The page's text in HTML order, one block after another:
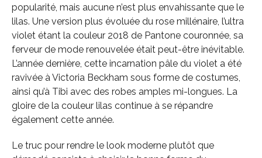
popularité, mais aucune n’est plus envahissante que le
lilas. Une version plus évoluée du rose millénaire, l’ultra
violet étant la couleur 2018 de Pantone couronnée, sa
ferveur de mode renouvelée était peut-être inévitable.
L’année dernière, cette incarnation pâle du violet a été
ravivée à Victoria Beckham sous forme de costumes,
ainsi qu’à Tibi avec des robes amples mi-longues. La
gloire de la couleur lilas continue à se répandre
également cette année.
Le truc pour rendre le look moderne plutôt que